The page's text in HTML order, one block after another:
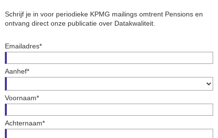
Schrijf je in voor periodieke KPMG mailings omtrent Pensions en
ontvang direct onze publicatie over Datakwaliteit.
Emailadres*
Aanhef*
Voornaam*
Achternaam*